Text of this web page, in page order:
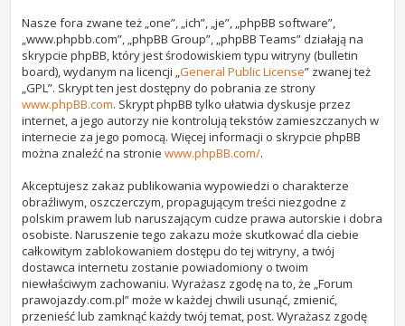
Nasze fora zwane też „one”, „ich”, „je”, „phpBB software”,
„www.phpbb.com”, „phpBB Group”, „phpBB Teams” działają na
skrypcie phpBB, który jest środowiskiem typu witryny (bulletin
board), wydanym na licencji „General Public License” zwanej też
„GPL”. Skrypt ten jest dostępny do pobrania ze strony
www.phpBB.com. Skrypt phpBB tylko ułatwia dyskusje przez
internet, a jego autorzy nie kontrolują tekstów zamieszczanych w
internecie za jego pomocą. Więcej informacji o skrypcie phpBB
można znaleźć na stroniewww.phpBB.com/.
Akceptujesz zakaz publikowania wypowiedzi o charakterze
obraźliwym, oszczerczym, propagującym treści niezgodne z
polskim prawem lub naruszającym cudze prawa autorskie i dobra
osobiste. Naruszenie tego zakazu może skutkować dla ciebie
całkowitym zablokowaniem dostępu do tej witryny, a twój
dostawca internetu zostanie powiadomiony o twoim
niewłaściwym zachowaniu. Wyrażasz zgodę na to, że „Forum
prawojazdy.com.pl” może w każdej chwili usunąć, zmienić,
przenieść lub zamknąć każdy twój temat, post. Wyrażasz zgodę